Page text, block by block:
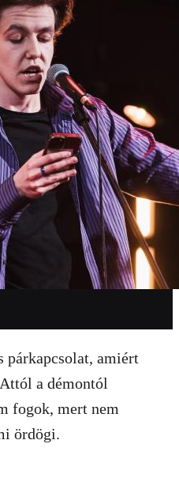
párkapcsolat, amiért
a démontól
fogok, mert nem
ördögi.